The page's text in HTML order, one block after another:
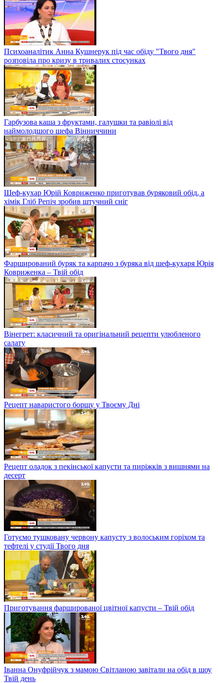
Психоаналітик Анна Кушнерук під час обіду "Твого дня"
розповіла про кризу в тривалих стосунках
Гарбузова каша з фруктами, галушки та равіолі від
наймолодшого шефа Вінниччини
Шеф-кухар Юрій Ковриженко приготував буряковий обід, а
хімік Гліб Репіч зробив штучний сніг
Фарширований буряк та карпачо з буряка від шеф-кухаря Юрія
Ковриженка – Твій обід
Вінегрет: класичний та оригінальний рецепти улюбленого
салату
Рецепт наваристого борщу у Твоєму Дні
Рецепт оладок з пекінської капусти та пиріжків з вишнями на
десерт
Готуємо тушковану червону капусту з волоським горіхом та
тефтелі у студії Твого дня
Приготування фаршированої цвітної капусти – Твій обід
Іванна Онуфрійчук з мамою Світланою завітали на обід в шоу
Твій день